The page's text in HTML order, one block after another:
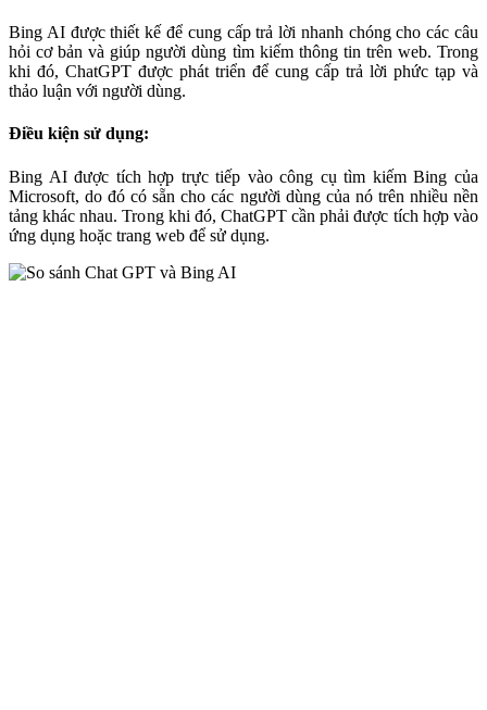
Bing AI được thiết kế để cung cấp trả lời nhanh chóng cho các câu
hỏi cơ bản và giúp người dùng tìm kiếm thông tin trên web. Trong
khi đó, ChatGPT được phát triển để cung cấp trả lời phức tạp và
thảo luận với người dùng.
Điều kiện sử dụng:
Bing AI được tích hợp trực tiếp vào công cụ tìm kiếm Bing của
Microsoft, do đó có sẵn cho các người dùng của nó trên nhiều nền
tảng khác nhau. Trong khi đó, ChatGPT cần phải được tích hợp vào
ứng dụng hoặc trang web để sử dụng.